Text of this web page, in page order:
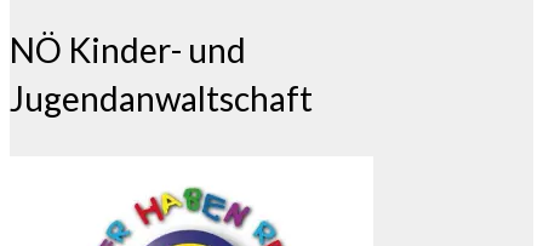
NÖ Kinder- und
Jugendanwaltschaft